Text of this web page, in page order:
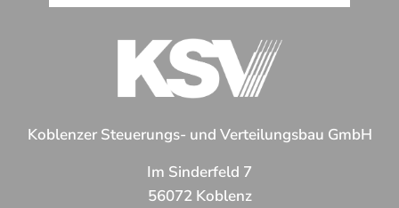
Koblenzer Steuerungs- und Verteilungsbau GmbH
Im Sinderfeld 7
56072 Koblenz